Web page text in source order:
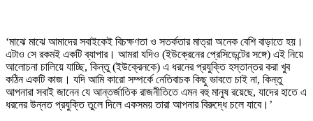
‘মাঝে মাঝে আমাদের সবাইকেই বিচক্ষণতা ও সতর্কতার মাত্রা অনেক বেশি বাড়াতে হয়।
এটাও সে রকমই একটি ব্যাপার। আমরা যদিও (ইউক্রেনের প্রেসিডেন্টের সঙ্গে) এই নিয়ে
আলোচনা চালিয়ে যাচ্ছি, কিন্তু (ইউক্রেনকে) এ ধরনের প্রযুক্তি হস্তান্তর করা খুব
কঠিন একটি কাজ। যদি আমি কারো সম্পর্কে নেতিবাচক কিছু ভাবতে চাই না, কিন্তু
আপনারা সবাই জানেন যে আন্তর্জাতিক রাজনীতিতে এমন বহু মানুষ রয়েছে, যাদের হাতে এ
ধরনের উন্নত প্রযুক্তি তুলে দিলে একসময় তারা আপনার বিরুদ্ধে চলে যাবে।’